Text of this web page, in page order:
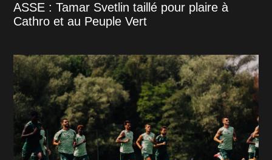
ASSE : Tamar Svetlin taillé pour plaire à
Cathro et au Peuple Vert